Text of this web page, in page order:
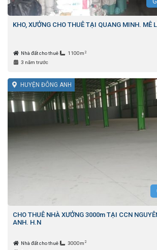
KHO, XƯỞNG CHO THUÊ TẠI QUANG MINH. MÊ
Nhà đất cho thuê 1100m 2
3 năm trước
HUYỆN ĐÔNG ANH
CHO THUÊ NHÀ XƯỞNG 3000m TẠI CCN
ANH. H.N
Nhà đất cho thuê 3000m 2